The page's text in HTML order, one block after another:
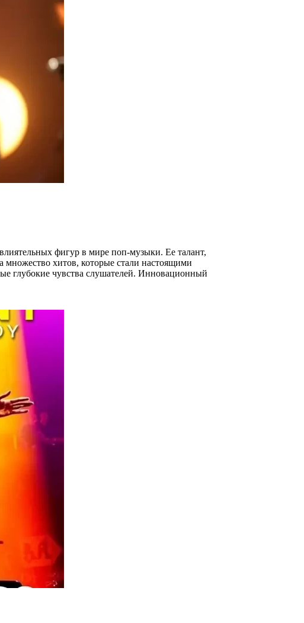
фигур в мире поп-музыки. Ее талант,
хитов, которые стали настоящими
глубокие чувства слушателей. Инновационный